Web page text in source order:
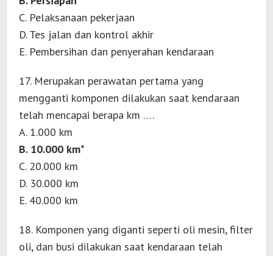
C. Pelaksanaan pekerjaan
D. Tes jalan dan kontrol akhir
E. Pembersihan dan penyerahan kendaraan
17. Merupakan perawatan pertama yang
mengganti komponen dilakukan saat kendaraan
telah mencapai berapa km ….
A. 1.000 km
B. 10.000 km*
C. 20.000 km
D. 30.000 km
E. 40.000 km
18. Komponen yang diganti seperti oli mesin, filter
oli, dan busi dilakukan saat kendaraan telah